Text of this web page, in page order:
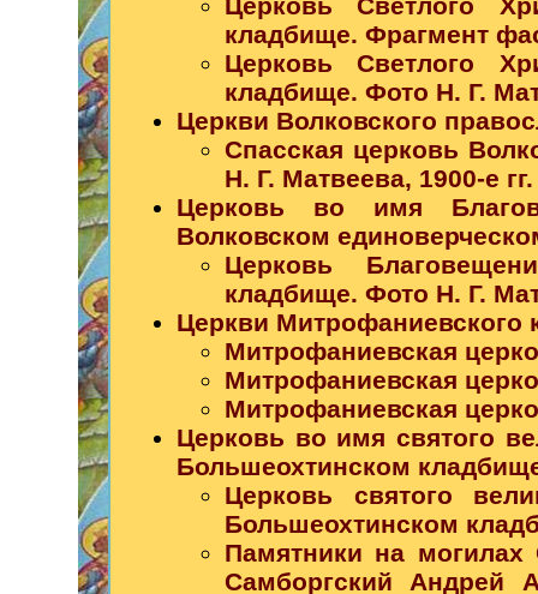
Церковь Светлого
кладбище. Фрагмент
Церковь Светлого
кладбище. Фото Н. Г.
Церкви Волковского
Спасская церковь
Н. Г. Матвеева, 1900-е гг.
Церковь во имя
Волковском
Церковь
кладбище. Фото Н. Г.
Церкви Митрофаниевского
Митрофаниевская
Митрофаниевская
Митрофаниевская
Церковь во имя святого
Большеохтинском
Церковь святого
Большеохтинском
Памятники на могилах
Самборгский Андрей